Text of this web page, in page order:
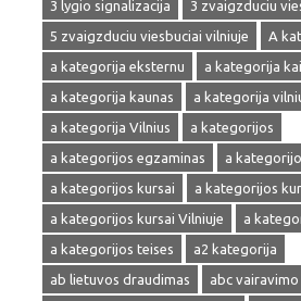
3 lygio signalizacija
3 zvaigzduciu
5 zvaigzduciu viesbuciai vilniuje
A
a kategorija eksternu
a kategorija
a kategorija kaunas
a kategorija
a kategorija Vilnius
a kategorijos
a kategorijos egzaminas
a
a kategorijos kursai
a kategorijos
a kategorijos kursai Vilniuje
a
a kategorijos teises
a2 kategorija
ab lietuvos draudimas
abc